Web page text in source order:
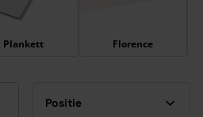
Plankett Florence